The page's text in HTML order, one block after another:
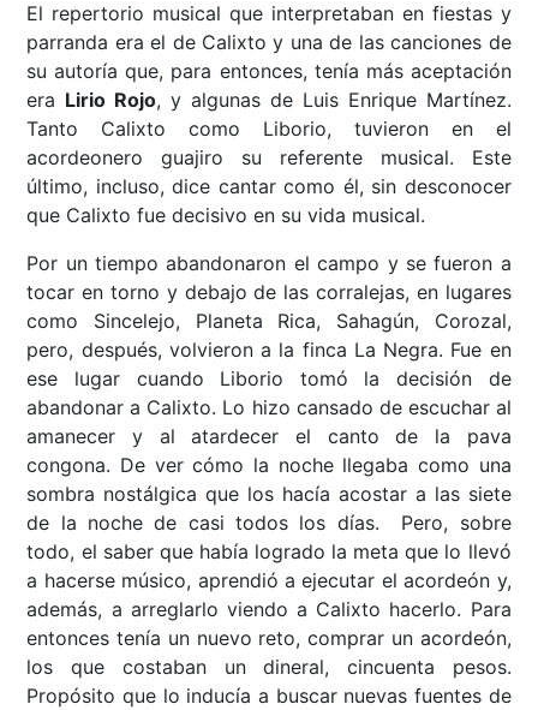
El repertorio musical que interpretaban en fiestas y
parranda era el de Calixto y una de las canciones de
su autoría que, para entonces, tenía más aceptación
era Lirio Rojo, y algunas de Luis Enrique Martínez.
Tanto Calixto como Liborio, tuvieron en el
acordeonero guajiro su referente musical. Este
último, incluso, dice cantar como él, sin desconocer
que Calixto fue decisivo en su vida musical.
Por un tiempo abandonaron el campo y se fueron a
tocar en torno y debajo de las corralejas, en lugares
como Sincelejo, Planeta Rica, Sahagún, Corozal,
pero, después, volvieron a la finca La Negra. Fue en
ese lugar cuando Liborio tomó la decisión de
abandonar a Calixto. Lo hizo cansado de escuchar al
amanecer y al atardecer el canto de la pava
congona. De ver cómo la noche llegaba como una
sombra nostálgica que los hacía acostar a las siete
de la noche de casi todos los días. Pero, sobre
todo, el saber que había logrado la meta que lo llevó
a hacerse músico, aprendió a ejecutar el acordeón y,
además, a arreglarlo viendo a Calixto hacerlo. Para
entonces tenía un nuevo reto, comprar un acordeón,
los que costaban un dineral, cincuenta pesos.
Propósito que lo inducía a buscar nuevas fuentes de